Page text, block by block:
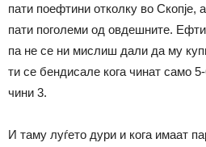
пати поефтини отколку во Скопје,
пати поголеми од овдешните.
па не се ни мислиш дали да му
ти се бендисале кога чинат само
чини 3.
И таму луѓето дури и кога имаат